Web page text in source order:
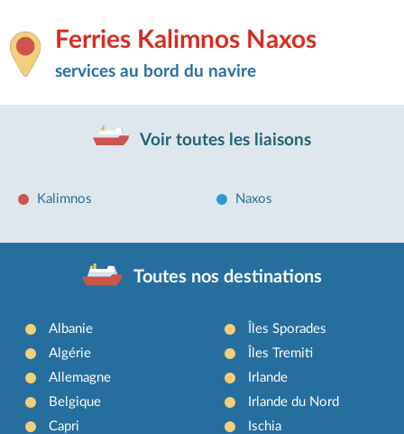
Ferries Kalimnos Naxos
services au bord du navire
Voir toutes les liaisons
Kalimnos Naxos
Toutes nos destinations
Albanie
Algérie
Allemagne
Belgique
Capri
Îles Sporades
Îles Tremiti
Irlande
Irlande du Nord
Ischia